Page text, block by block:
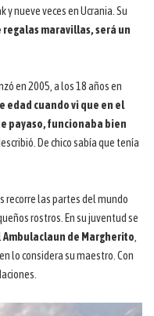
y nueve veces en Ucrania. Su
regalas maravillas, será un
en 2005, a los 18 años en
edad cuando vi que en el
payaso, funcionaba bien
De chico sabía que tenía
recorre las partes del mundo
rostros. En su juventud se
Ambulaclaun de Margherito,
lo considera su maestro. Con